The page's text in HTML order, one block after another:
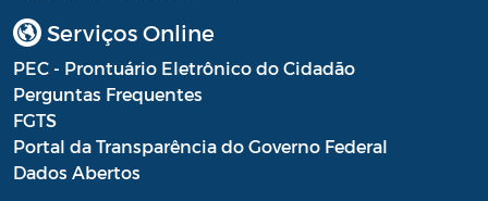
Serviços Online
PEC - Prontuário Eletrônico do Cidadão
Perguntas Frequentes
FGTS
Portal da Transparência do Governo Federal
Dados Abertos